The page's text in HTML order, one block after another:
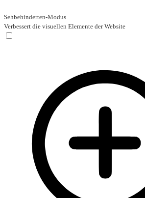
Sehbehinderten-Modus
Verbessert die visuellen Elemente der Website